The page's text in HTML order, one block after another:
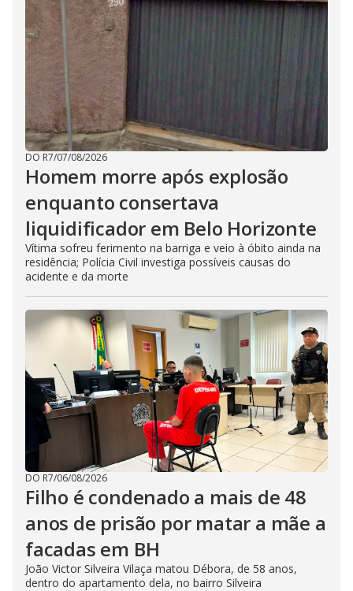
DO R7/07/08/2026
Homem morre após explosão
enquanto consertava
liquidificador em Belo Horizonte
Vítima sofreu ferimento na barriga e veio à óbito ainda na
residência; Polícia Civil investiga possíveis causas do
acidente e da morte
DO R7/06/08/2026
Filho é condenado a mais de 48
anos de prisão por matar a mãe a
facadas em BH
João Victor Silveira Vilaça matou Débora, de 58 anos,
dentro do apartamento dela, no bairro Silveira